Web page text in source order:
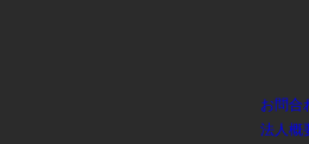
お問合
法人概